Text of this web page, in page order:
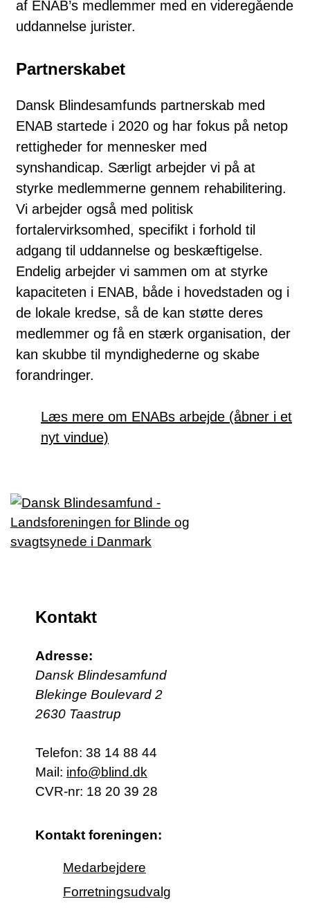
af ENAB’s medlemmer med en videregående
uddannelse jurister.
Partnerskabet
Dansk Blindesamfunds partnerskab med
ENAB startede i 2020 og har fokus på netop
rettigheder for mennesker med
synshandicap. Særligt arbejder vi på at
styrke medlemmerne gennem rehabilitering.
Vi arbejder også med politisk
fortalervirksomhed, specifikt i forhold til
adgang til uddannelse og beskæftigelse.
Endelig arbejder vi sammen om at styrke
kapaciteten i ENAB, både i hovedstaden og i
de lokale kredse, så de kan støtte deres
medlemmer og få en stærk organisation, der
kan skubbe til myndighederne og skabe
forandringer.
Læs mere om ENABs arbejde (åbner i et
nyt vindue)
Kontakt
Adresse:
Dansk Blindesamfund
Blekinge Boulevard 2
2630 Taastrup
Telefon: 38 14 88 44
Mail: info@blind.dk
CVR-nr: 18 20 39 28
Kontakt foreningen:
Medarbejdere
Forretningsudvalg